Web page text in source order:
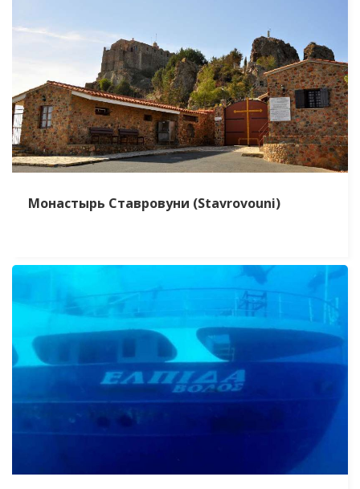
Монастырь Ставровуни (Stavrovouni)